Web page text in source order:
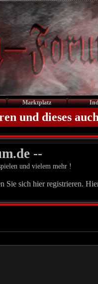
Marktplatz
und dieses
--
und vielem mehr !
Sie sich hier registrieren.